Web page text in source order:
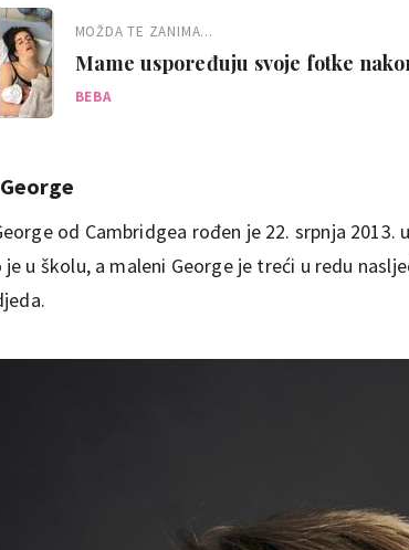
MOŽDA TE ZANIMA...
Mame uspoređuju svoje fotke
BEBA
od Cambridgea rođen je 22. srpnja 2013.
je u školu, a maleni George je treći u redu